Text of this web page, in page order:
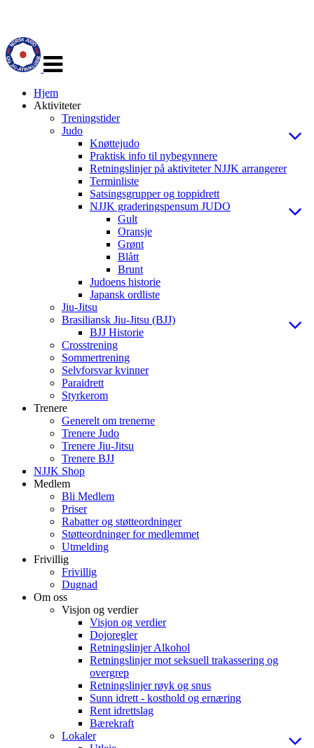
navigasjon
Hjem
Aktiviteter
Treningstider
Judo
Knøttejudo
Praktisk info til nybegynnere
Retningslinjer på aktiviteter NJJK arrangerer
Terminliste
Satsingsgrupper og toppidrett
NJJK graderingspensum JUDO
Gult
Oransje
Grønt
Blått
Brunt
Judoens historie
Japansk ordliste
Jiu-Jitsu
Brasiliansk Jiu-Jitsu (BJJ)
BJJ Historie
Crosstrening
Sommertrening
Selvforsvar kvinner
Paraidrett
Styrkerom
Trenere
Generelt om trenerne
Trenere Judo
Trenere Jiu-Jitsu
Trenere BJJ
NJJK Shop
Medlem
Bli Medlem
Priser
Rabatter og støtteordninger
Støtteordninger for medlemmet
Utmelding
Frivillig
Frivillig
Dugnad
Om oss
Visjon og verdier
Visjon og verdier
Dojoregler
Retningslinjer Alkohol
Retningslinjer mot seksuell trakassering og
overgrep
Retningslinjer røyk og snus
Sunn idrett - kosthold og ernæring
Rent idrettslag
Bærekraft
Lokaler